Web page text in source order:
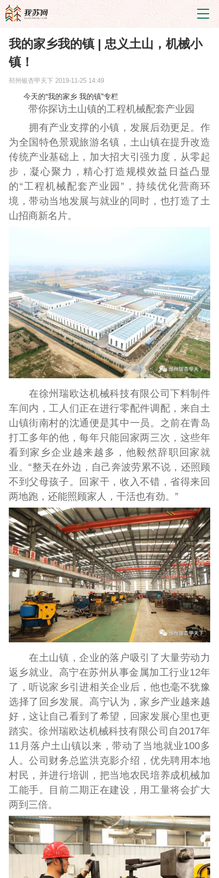
我的家乡我的镇 | 忠义土山，机械小
镇！
邳州银杏甲天下 2019-11-25 14:49
今天的“我的家乡 我的镇”专栏
带你探访土山镇的工程机械配套产业园
拥有产业支撑的小镇，发展后劲更足。作
为全国特色景观旅游名镇，土山镇在提升改造
传统产业基础上，加大招大引强力度，从零起
步，凝心聚力，精心打造规模效益日益凸显
的“工程机械配套产业园”，持续优化营商环
境，带动当地发展与就业的同时，也打造了土
山招商新名片。
在徐州瑞欧达机械科技有限公司下料制件
车间内，工人们正在进行零配件调配，来自土
山镇街南村的沈通便是其中一员。之前在青岛
打工多年的他，每年只能回家两三次，这些年
看到家乡企业越来越多，他毅然辞职回家就
业。“整天在外边，自己奔波劳累不说，还照顾
不到父母孩子。回家干，收入不错，省得来回
两地跑，还能照顾家人，干活也有劲。”
在土山镇，企业的落户吸引了大量劳动力
返乡就业。高宁在苏州从事金属加工行业12年
了，听说家乡引进相关企业后，他也毫不犹豫
选择了回乡发展。高宁认为，家乡产业越来越
好，这让自己看到了希望，回家发展心里也更
踏实。徐州瑞欧达机械科技有限公司自2017年
11月落户土山镇以来，带动了当地就业100多
人。公司财务总监洪克影介绍，优先聘用本地
村民，并进行培训，把当地农民培养成机械加
工能手。目前二期正在建设，用工量将会扩大
两到三倍。